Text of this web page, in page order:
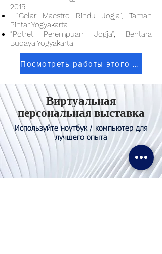
2015 :
“Gelar Maestro Rindu Jogja”, Taman
Pintar Yogyakarta.
“Potret Perempuan Jogja”, Bentara
Budaya Yogyakarta.
Посмотреть работы этого художника
Виртуальная
персональная выставка
Используйте ноутбук / компьютер для
лучшего опыта